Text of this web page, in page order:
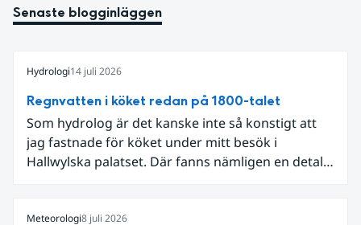
Senaste blogginläggen
Hydrologi14 juli 2026
Regnvatten i köket redan på 1800-talet
Som hydrolog är det kanske inte så konstigt att
jag fastnade för köket under mitt besök i
Hallwylska palatset. Där fanns nämligen en detalj
Meteorologi8 juli 2026